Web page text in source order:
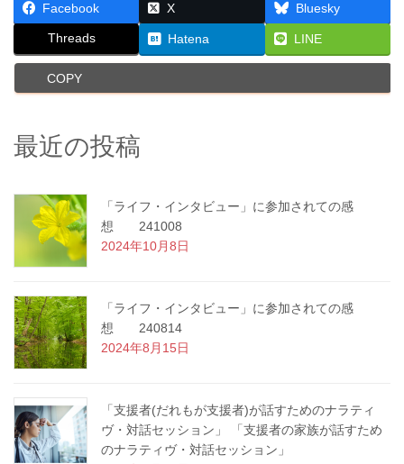
Facebook X Bluesky
Threads Hatena LINE
COPY
最近の投稿
「ライフ・インタビュー」に参加されての感
想 241008
2024年10月8日
「ライフ・インタビュー」に参加されての感
想 240814
2024年8月15日
「支援者(だれもが支援者)が話すためのナラティ
ヴ・対話セッション」 「支援者の家族が話すため
のナラティヴ・対話セッション」